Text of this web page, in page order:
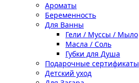
Ароматы
Беременность
Для Ванны
Гели / Муссы / Мыло
Масла / Соль
Губки для Душа
Подарочные сертификаты
Детский уход